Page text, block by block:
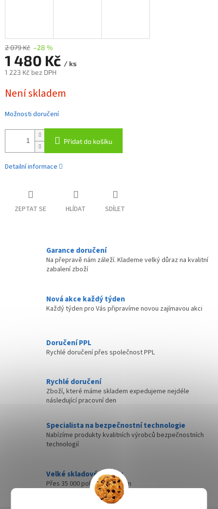
2 079 Kč –28 %
1 480 Kč / ks
1 223 Kč bez DPH
cena:
Není skladem
Možnosti doručení
Přidat do košíku
Detailní informace
ZEPTAT SE HLÍDAT SDÍLET
Garance doručení
Na přepravě nám záleží. Klademe velký důraz na kvalitní
zabalení zboží
Nová akce každý týden
Každý týden pro Vás připravíme novou zajímavou akci
Doručení PPL
Rychlé doručení přes společnost PPL
Rychlé doručení
Zboží, které máme skladem expedujeme nejdéle
následující pracovní den
Specialista na bezpečnostní technologie
Nabízíme produkty kvalitních výrobců bezpečnostních
technologií
Velké skladové zásoby
Přes 35 000 položek skladem